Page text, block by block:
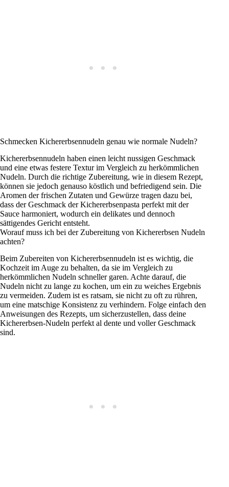
Schmecken Kichererbsennudeln genau wie normale Nudeln?
Kichererbsennudeln haben einen leicht nussigen Geschmack
und eine etwas festere Textur im Vergleich zu herkömmlichen
Nudeln. Durch die richtige Zubereitung, wie in diesem Rezept,
können sie jedoch genauso köstlich und befriedigend sein. Die
Aromen der frischen Zutaten und Gewürze tragen dazu bei,
dass der Geschmack der Kichererbsenpasta perfekt mit der
Sauce harmoniert, wodurch ein delikates und dennoch
sättigendes Gericht entsteht.
Worauf muss ich bei der Zubereitung von Kichererbsen Nudeln
achten?
Beim Zubereiten von Kichererbsennudeln ist es wichtig, die
Kochzeit im Auge zu behalten, da sie im Vergleich zu
herkömmlichen Nudeln schneller garen. Achte darauf, die
Nudeln nicht zu lange zu kochen, um ein zu weiches Ergebnis
zu vermeiden. Zudem ist es ratsam, sie nicht zu oft zu rühren,
um eine matschige Konsistenz zu verhindern. Folge einfach den
Anweisungen des Rezepts, um sicherzustellen, dass deine
Kichererbsen-Nudeln perfekt al dente und voller Geschmack
sind.